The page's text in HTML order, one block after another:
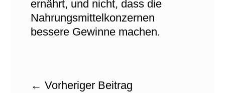
ernährt, und nicht, dass die
Nahrungsmittelkonzernen
bessere Gewinne machen.
← Vorheriger Beitrag